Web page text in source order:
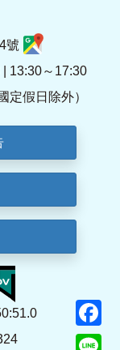
號
13:30～17:30
定假日除外）